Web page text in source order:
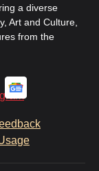
a diverse
Art and Culture,
from the